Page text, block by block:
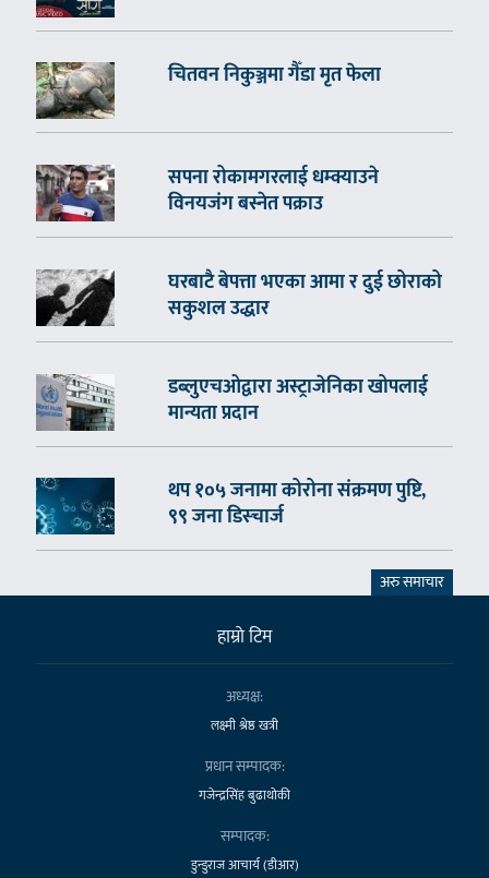
चितवन निकुञ्जमा गैँडा मृत फेला
सपना रोकामगरलाई धम्क्याउने
विनयजंग बस्नेत पक्राउ
घरबाटै बेपत्ता भएका आमा र दुई छोराको
सकुशल उद्धार
डब्लुएचओद्वारा अस्ट्राजेनिका खोपलाई
मान्यता प्रदान
थप १०५ जनामा कोरोना संक्रमण पुष्टि,
९९ जना डिस्चार्ज
अरु समाचार
हाम्राे टिम
अध्यक्ष:
लक्ष्मी श्रेष्ठ खत्री
प्रधान सम्पादक:
गजेन्द्रसिंह बुढाथोकी
सम्पादक:
डुन्डुराज आचार्य (डीआर)